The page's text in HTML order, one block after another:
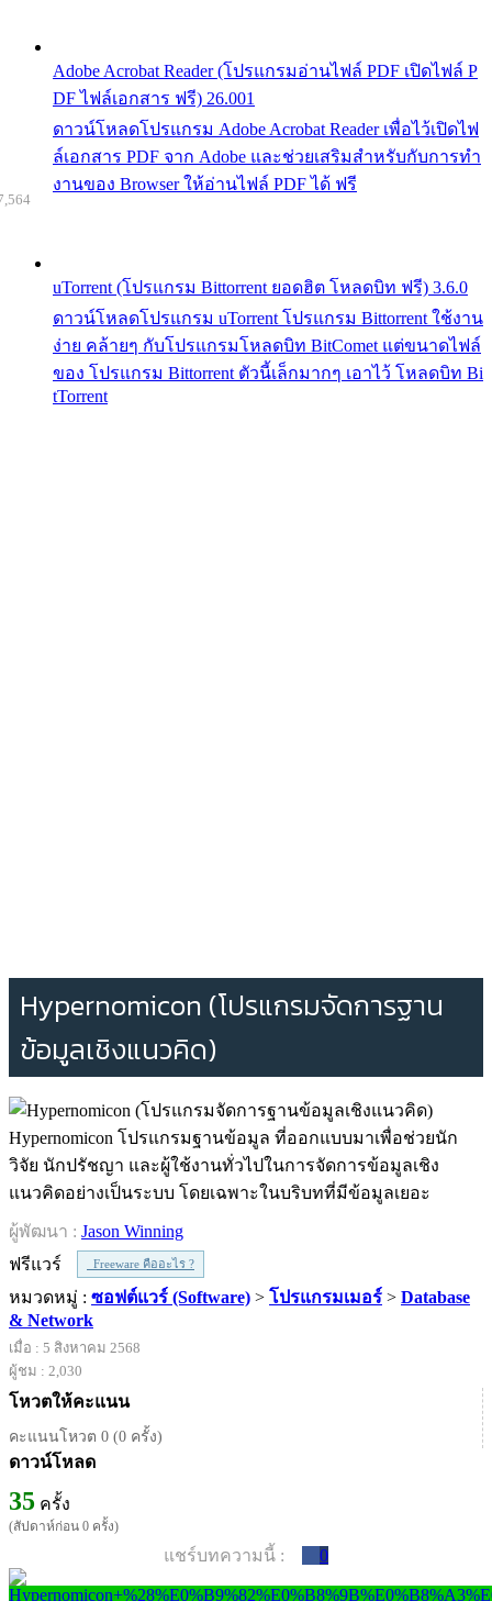
Adobe Acrobat Reader (โปรแกรมอ่านไฟล์ PDF เปิดไฟล์ P
DF ไฟล์เอกสาร ฟรี) 26.001
ดาวน์โหลดโปรแกรม Adobe Acrobat Reader เพื่อไว้เปิดไฟ
ล์เอกสาร PDF จาก Adobe และช่วยเสริมสำหรับกับการทำ
งานของ Browser ให้อ่านไฟล์ PDF ได้ ฟรี
uTorrent (โปรแกรม Bittorrent ยอดฮิต โหลดบิท ฟรี) 3.6.0
ดาวน์โหลดโปรแกรม uTorrent โปรแกรม Bittorrent ใช้งาน
ง่าย คล้ายๆ กับโปรแกรมโหลดบิท BitComet แต่ขนาดไฟล์
ของ โปรแกรม Bittorrent ตัวนี้เล็กมากๆ เอาไว้ โหลดบิท Bi
tTorrent
Hypernomicon (โปรแกรมจัดการฐาน
ข้อมูลเชิงแนวคิด)
Hypernomicon โปรแกรมฐานข้อมูล ที่ออกแบบมาเพื่อช่วยนัก
วิจัย นักปรัชญา และผู้ใช้งานทั่วไปในการจัดการข้อมูลเชิง
แนวคิดอย่างเป็นระบบ โดยเฉพาะในบริบทที่มีข้อมูลเยอะ
ผู้พัฒนา : Jason Winning
ฟรีแวร์
Freeware คืออะไร ?
หมวดหมู่ : ซอฟต์แวร์ (Software) > โปรแกรมเมอร์ > Database
& Network
เมื่อ : 5 สิงหาคม 2568
ผู้ชม : 2,030
โหวตให้คะแนน
คะแนนโหวต 0 (0 ครั้ง)
ดาวน์โหลด
35 ครั้ง
(สัปดาห์ก่อน 0 ครั้ง)
แชร์บทความนี้ : 0